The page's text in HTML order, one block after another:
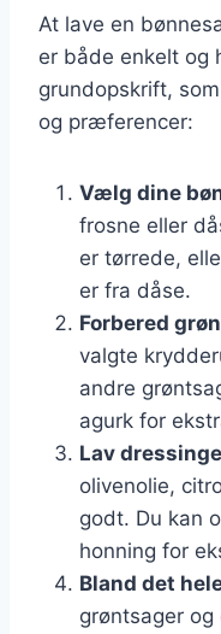
At lave en
er både enkelt og
grundopskrift,
og præferencer:
Vælg dine
frosne eller
er tørrede,
er fra dåse.
Forbered
valgte
andre
agurk for
Lav
olivenolie,
godt. Du kan
honning for
Bland det
grøntsager og